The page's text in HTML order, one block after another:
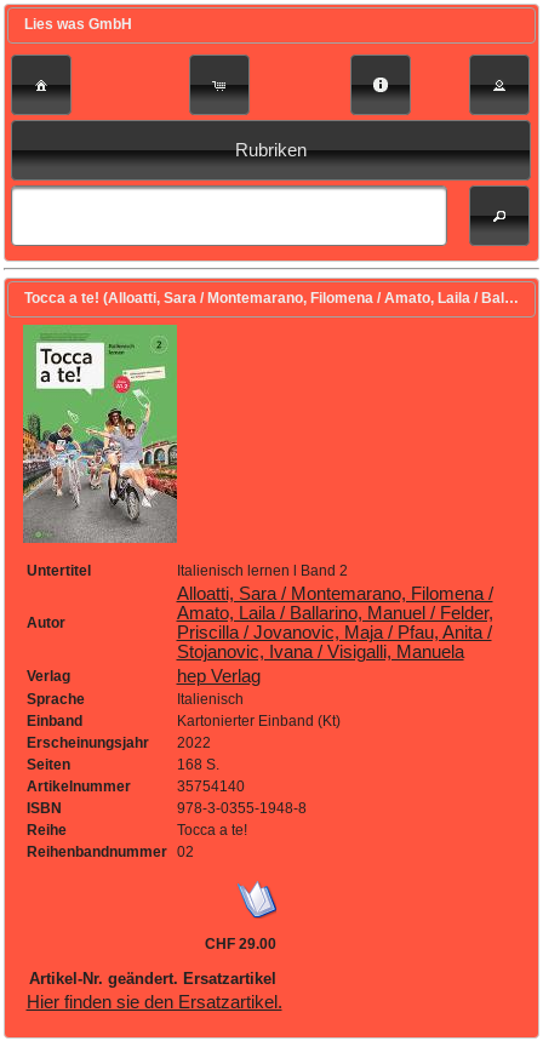
Lies was GmbH
Rubriken
Tocca a te! (Alloatti, Sara / Montemarano, Filomena / Amato, Laila / Ballarino, Manuel / Felder, Priscilla / Jovanovic, Maja / Pfau, Anita / Stojanovic, Ivana / Visigalli, Manuela)
Untertitel Italienisch lernen l Band 2
Autor
Alloatti, Sara / Montemarano, Filomena /
Amato, Laila / Ballarino, Manuel / Felder,
Priscilla / Jovanovic, Maja / Pfau, Anita /
Stojanovic, Ivana / Visigalli, Manuela
Verlag hep Verlag
Sprache
Italienisch
Einband
Kartonierter Einband (Kt)
Erscheinungsjahr
2022
Seiten
168 S.
Artikelnummer
35754140
ISBN
978-3-0355-1948-8
Reihe
Tocca a te!
Reihenbandnummer
02
CHF 29.00
Artikel-Nr. geändert. Ersatzartikel
Hier finden sie den Ersatzartikel.